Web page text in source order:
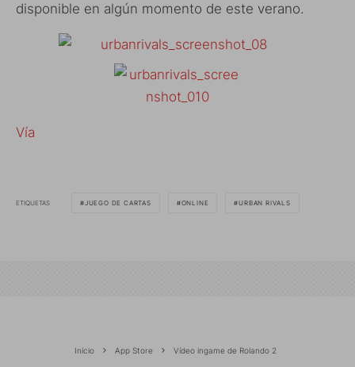
disponible en algún momento de este verano.
Vía
ETIQUETAS JUEGO DE CARTAS ONLINE URBAN RIVALS
Inicio App Store Vídeo ingame de Rolando 2